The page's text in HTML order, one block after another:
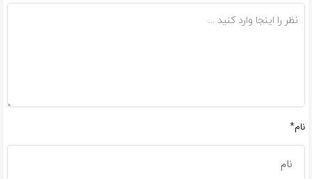
نام*